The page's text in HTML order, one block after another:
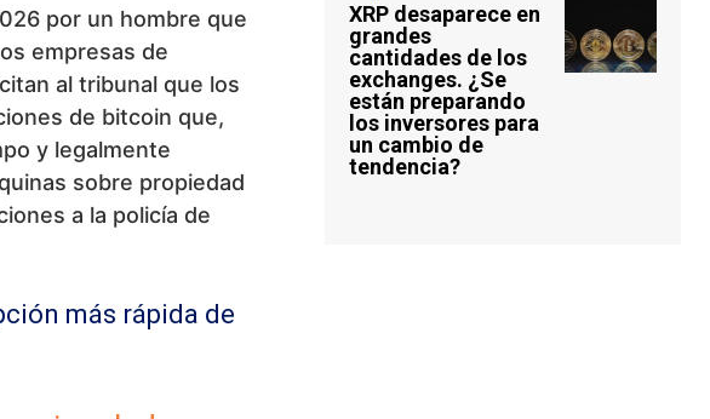
por un hombre que
empresas de
al tribunal que los
de bitcoin que,
y legalmente
sobre propiedad
a la policía de
más rápida de
XRP desaparece en
grandes
cantidades de los
exchanges. ¿Se
están preparando
los inversores para
un cambio de
tendencia?